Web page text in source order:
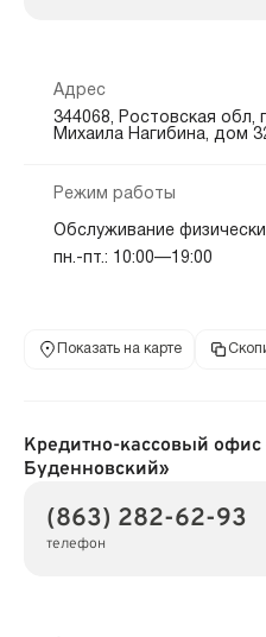
Адрес
344068, Ростовская обл,
Михаила Нагибина, дом
Режим работы
Обслуживание
пн.-пт.: 10:00—19:00
Показать на карте
Кредитно-кассовый
Буденновский»
(863) 282-62-93
телефон